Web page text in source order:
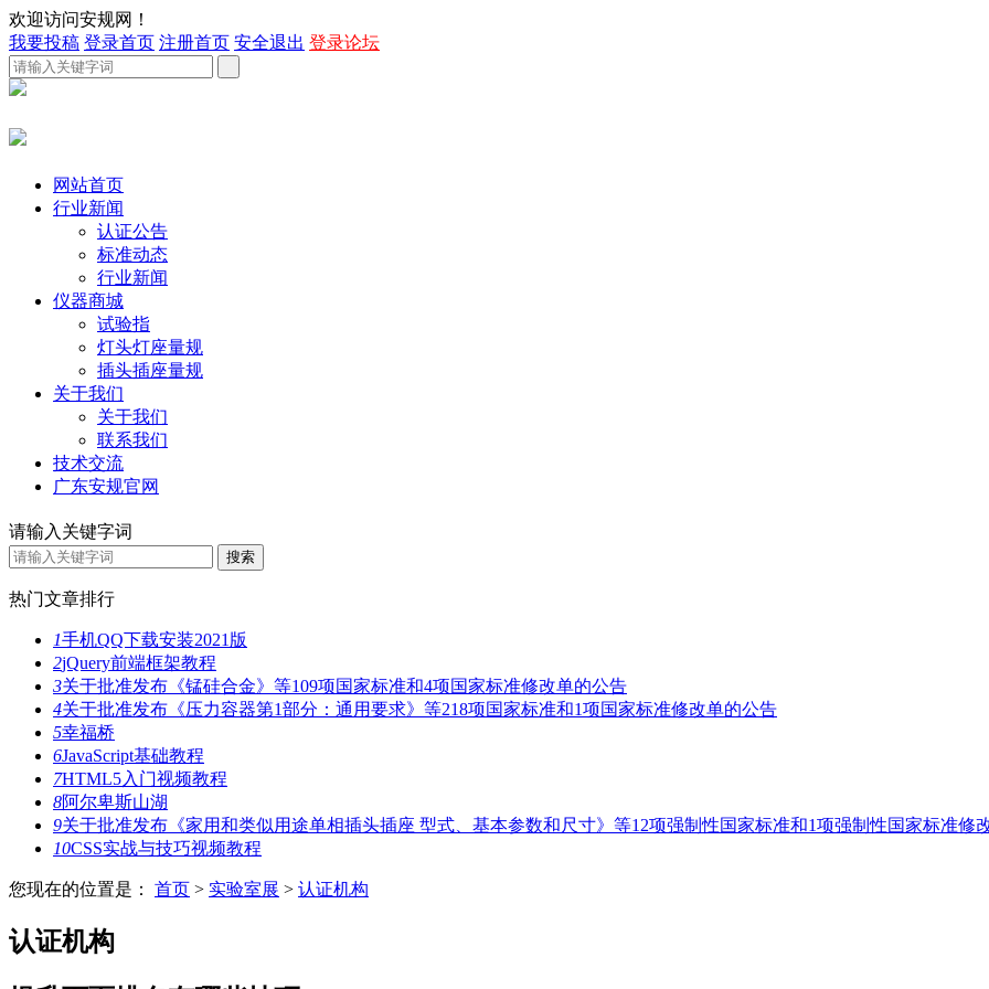
欢迎访问安规网！
我要投稿 登录首页 注册首页 安全退出 登录论坛
网站首页
行业新闻
认证公告
标准动态
行业新闻
仪器商城
试验指
灯头灯座量规
插头插座量规
关于我们
关于我们
联系我们
技术交流
广东安规官网
请输入关键字词
热门文章排行
1手机QQ下载安装2021版
2jQuery前端框架教程
3关于批准发布《锰硅合金》等109项国家标准和4项国家标准修改单的公告
4关于批准发布《压力容器第1部分：通用要求》等218项国家标准和1项国家标准修改单的公告
5幸福桥
6JavaScript基础教程
7HTML5入门视频教程
8阿尔卑斯山湖
9关于批准发布《家用和类似用途单相插头插座 型式、基本参数和尺寸》等12项强制性国家标准和1项强制性国家标准修
10CSS实战与技巧视频教程
您现在的位置是： 首页 > 实验室展 > 认证机构
认证机构